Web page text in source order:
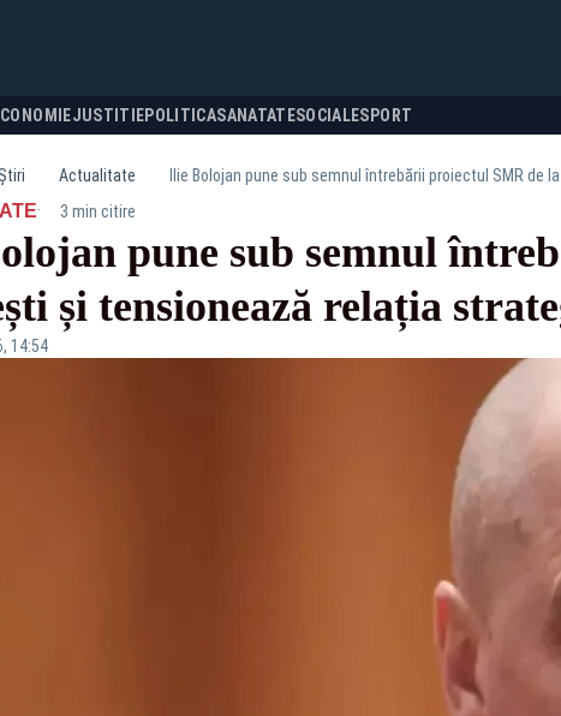
JUSTITIEPOLITICASANATATESOCIALESPORT
Actualitate Ilie Bolojan pune sub semnul întrebării proiectul SMR
· 3 min citire
pune sub semnul
și tensionează relația
14:54